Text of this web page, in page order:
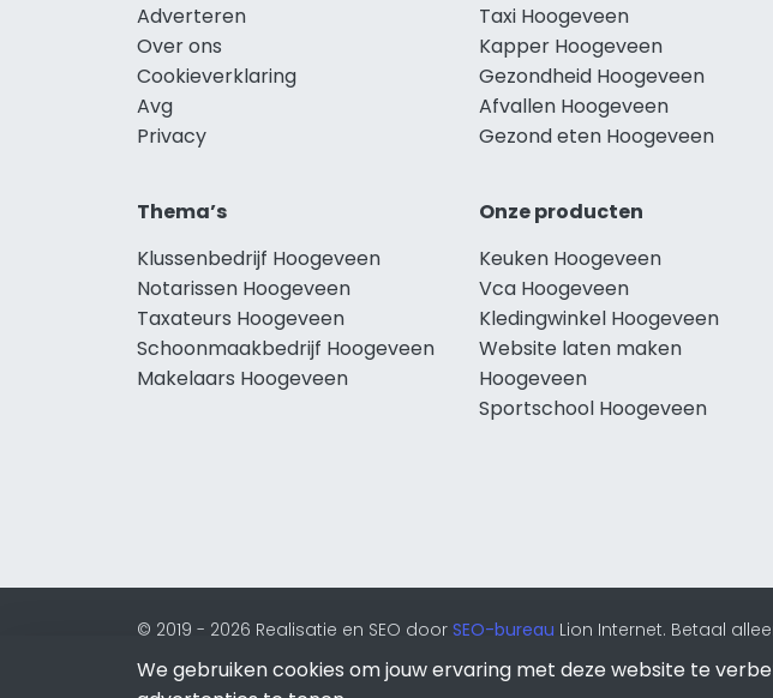
Adverteren
Over ons
Cookieverklaring
Avg
Privacy
Taxi Hoogeveen
Kapper Hoogeveen
Gezondheid Hoogeveen
Afvallen Hoogeveen
Gezond eten Hoogeveen
Thema’s
Klussenbedrijf Hoogeveen
Notarissen Hoogeveen
Taxateurs Hoogeveen
Schoonmaakbedrijf Hoogeveen
Makelaars Hoogeveen
Onze producten
Keuken Hoogeveen
Vca Hoogeveen
Kledingwinkel Hoogeveen
Website laten maken
Hoogeveen
Sportschool Hoogeveen
© 2019 - 2026 Realisatie en SEO door SEO-bureau Lion Internet. Betaal
Beeldcredits
We gebruiken cookies om jouw ervaring met deze website te